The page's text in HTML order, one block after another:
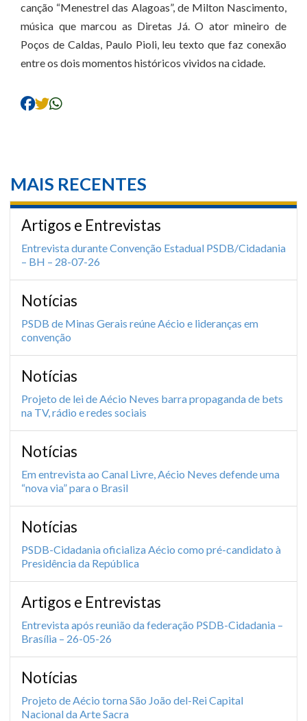
canção “Menestrel das Alagoas”, de Milton Nascimento,
música que marcou as Diretas Já. O ator mineiro de
Poços de Caldas, Paulo Pioli, leu texto que faz conexão
entre os dois momentos históricos vividos na cidade.
MAIS RECENTES
Artigos e Entrevistas
Entrevista durante Convenção Estadual PSDB/Cidadania
– BH – 28-07-26
Notícias
PSDB de Minas Gerais reúne Aécio e lideranças em
convenção
Notícias
Projeto de lei de Aécio Neves barra propaganda de bets
na TV, rádio e redes sociais
Notícias
Em entrevista ao Canal Livre, Aécio Neves defende uma
“nova via” para o Brasil
Notícias
PSDB-Cidadania oficializa Aécio como pré-candidato à
Presidência da República
Artigos e Entrevistas
Entrevista após reunião da federação PSDB-Cidadania –
Brasília – 26-05-26
Notícias
Projeto de Aécio torna São João del-Rei Capital
Nacional da Arte Sacra